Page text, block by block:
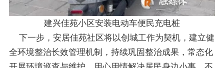
建兴佳苑小区安装电动车便民充电桩
下一步，安居佳苑社区将以创城工作为契机，建立健
全环境整治长效管理机制，持续巩固整治成果，常态化